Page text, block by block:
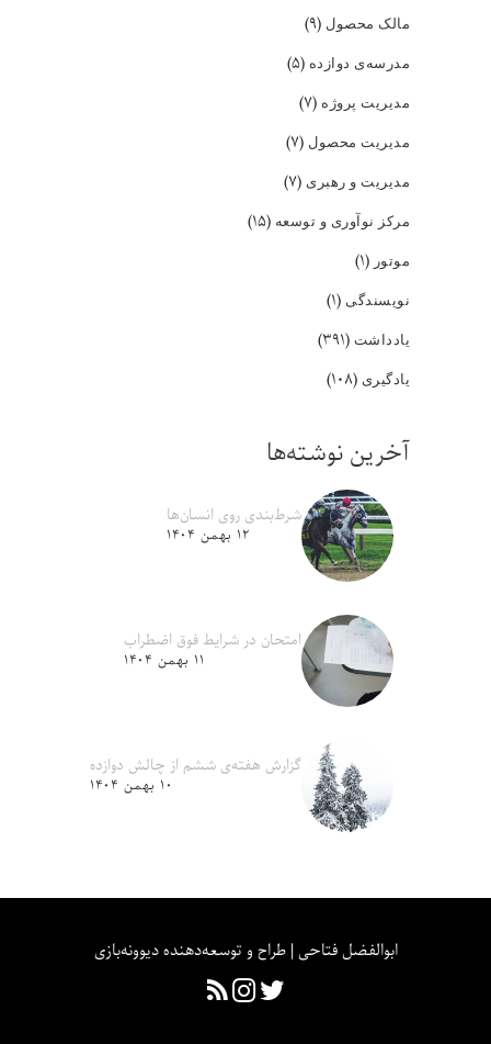
مالک محصول (۹)
مدرسه‌ی دوازده (۵)
مدیریت پروژه (۷)
مدیریت محصول (۷)
مدیریت و رهبری (۷)
مرکز نوآوری و توسعه (۱۵)
موتور (۱)
نویسندگی (۱)
یادداشت (۳۹۱)
یادگیری (۱۰۸)
آخرین نوشته‌ها
شرط‌بندی روی انسان‌ها
۱۲ بهمن ۱۴۰۴
امتحان در شرایط فوق اضطراب
۱۱ بهمن ۱۴۰۴
گزارش هفته‌ی ششم از چالش دوازده
۱۰ بهمن ۱۴۰۴
ابوالفضل فتاحی | طراح و توسعه‌دهنده دیوونه‌بازی